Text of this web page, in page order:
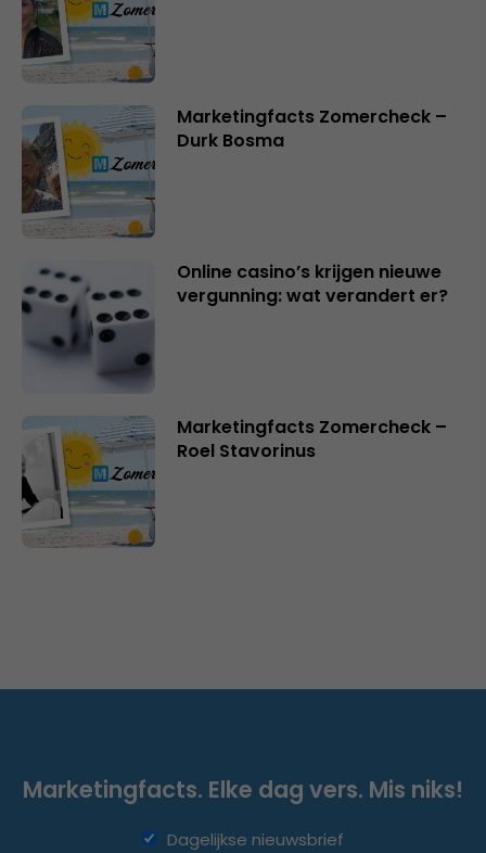
Marketingfacts Zomercheck –
Durk Bosma
Online casino’s krijgen nieuwe
vergunning: wat verandert er?
Marketingfacts Zomercheck –
Roel Stavorinus
Marketingfacts. Elke dag vers. Mis niks!
Dagelijkse nieuwsbrief